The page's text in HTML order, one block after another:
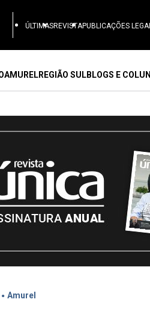
ÚLTIMASREVISTAPUBLICAÇÕES
AMURELREGIÃO SULBLOGS E
. Amurel